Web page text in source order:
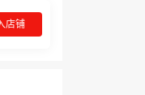
店铺